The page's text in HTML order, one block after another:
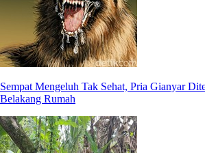
Sempat Mengeluh Tak Sehat, Pria Gianyar
Belakang Rumah